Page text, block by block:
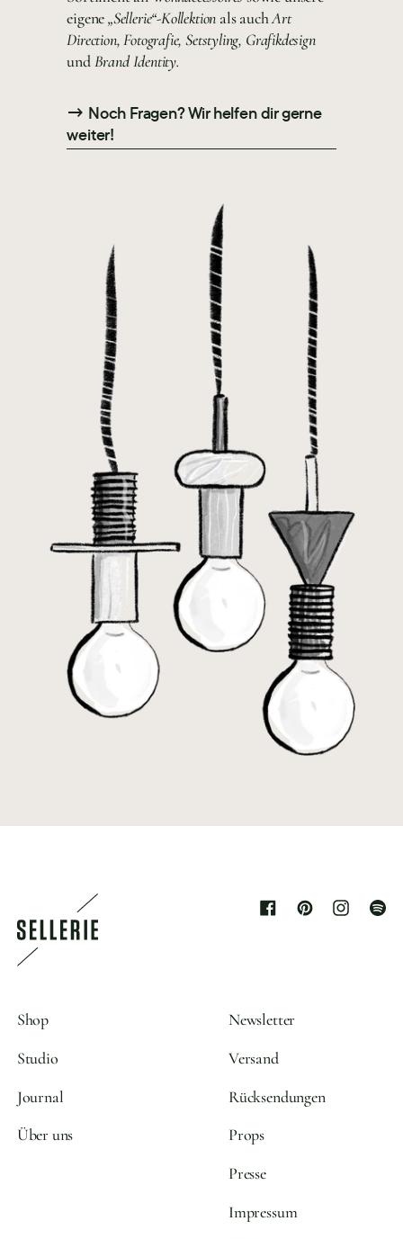
eigene„Sellerie“-Kollektion als auchArt
Direction, Fotografie, Setstyling, Grafikdesign
undBrand Identity.
→ Noch Fragen? Wir helfen dir gerne
weiter!
Facebook Pinterest Instagram
Shop
Studio
Journal
Über uns
Newsletter
Versand
Rücksendungen
Props
Presse
Impressum